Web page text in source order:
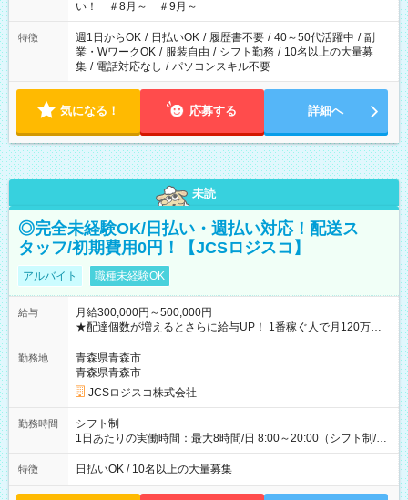
い！ ＃8月～ ＃9月～
特徴 週1日からOK / 日払いOK / 履歴書不要 / 40～50代活躍中 / 副
業・WワークOK / 服装自由 / シフト勤務 / 10名以上の大量募
集 / 電話対応なし / パソコンスキル不要
気になる！ 応募する 詳細へ
未読
◎完全未経験OK/日払い・週払い対応！配送ス
タッフ/初期費用0円！【JCSロジスコ】
アルバイト 職種未経験OK
給与
月給300,000円～500,000円
★配達個数が増えるとさらに給与UP！ 1番稼ぐ人で月120万ほ
ど！ ・主要都市エリア 月収55万円／週5日稼働 月収65万~112
万円／週6日稼働 ・地方郊外エリア 月収40万円／週5日稼働 月
収40万円~50万円／週6日稼働 ＜モデルイメージ＞ ■月収50万
円 (27歳男性/江東区在住)※元建築関係 1日150個配達×25日勤務
(日休み) ■月収80万円(43歳男性/墨田区在住)※元営業 1日200個
勤務地
青森県青森市
青森県青森市
JCSロジスコ株式会社
勤務時間
シフト制
1日あたりの実働時間：最大8時間/日 8:00～20:00（シフト制/実
働8時間） ※週5日勤務（場所次第では週4も有り） ※配達状況
によって時間外での勤務可能性有り ※案件により多少の前後あ
特徴 日払いOK / 10名以上の大量募集